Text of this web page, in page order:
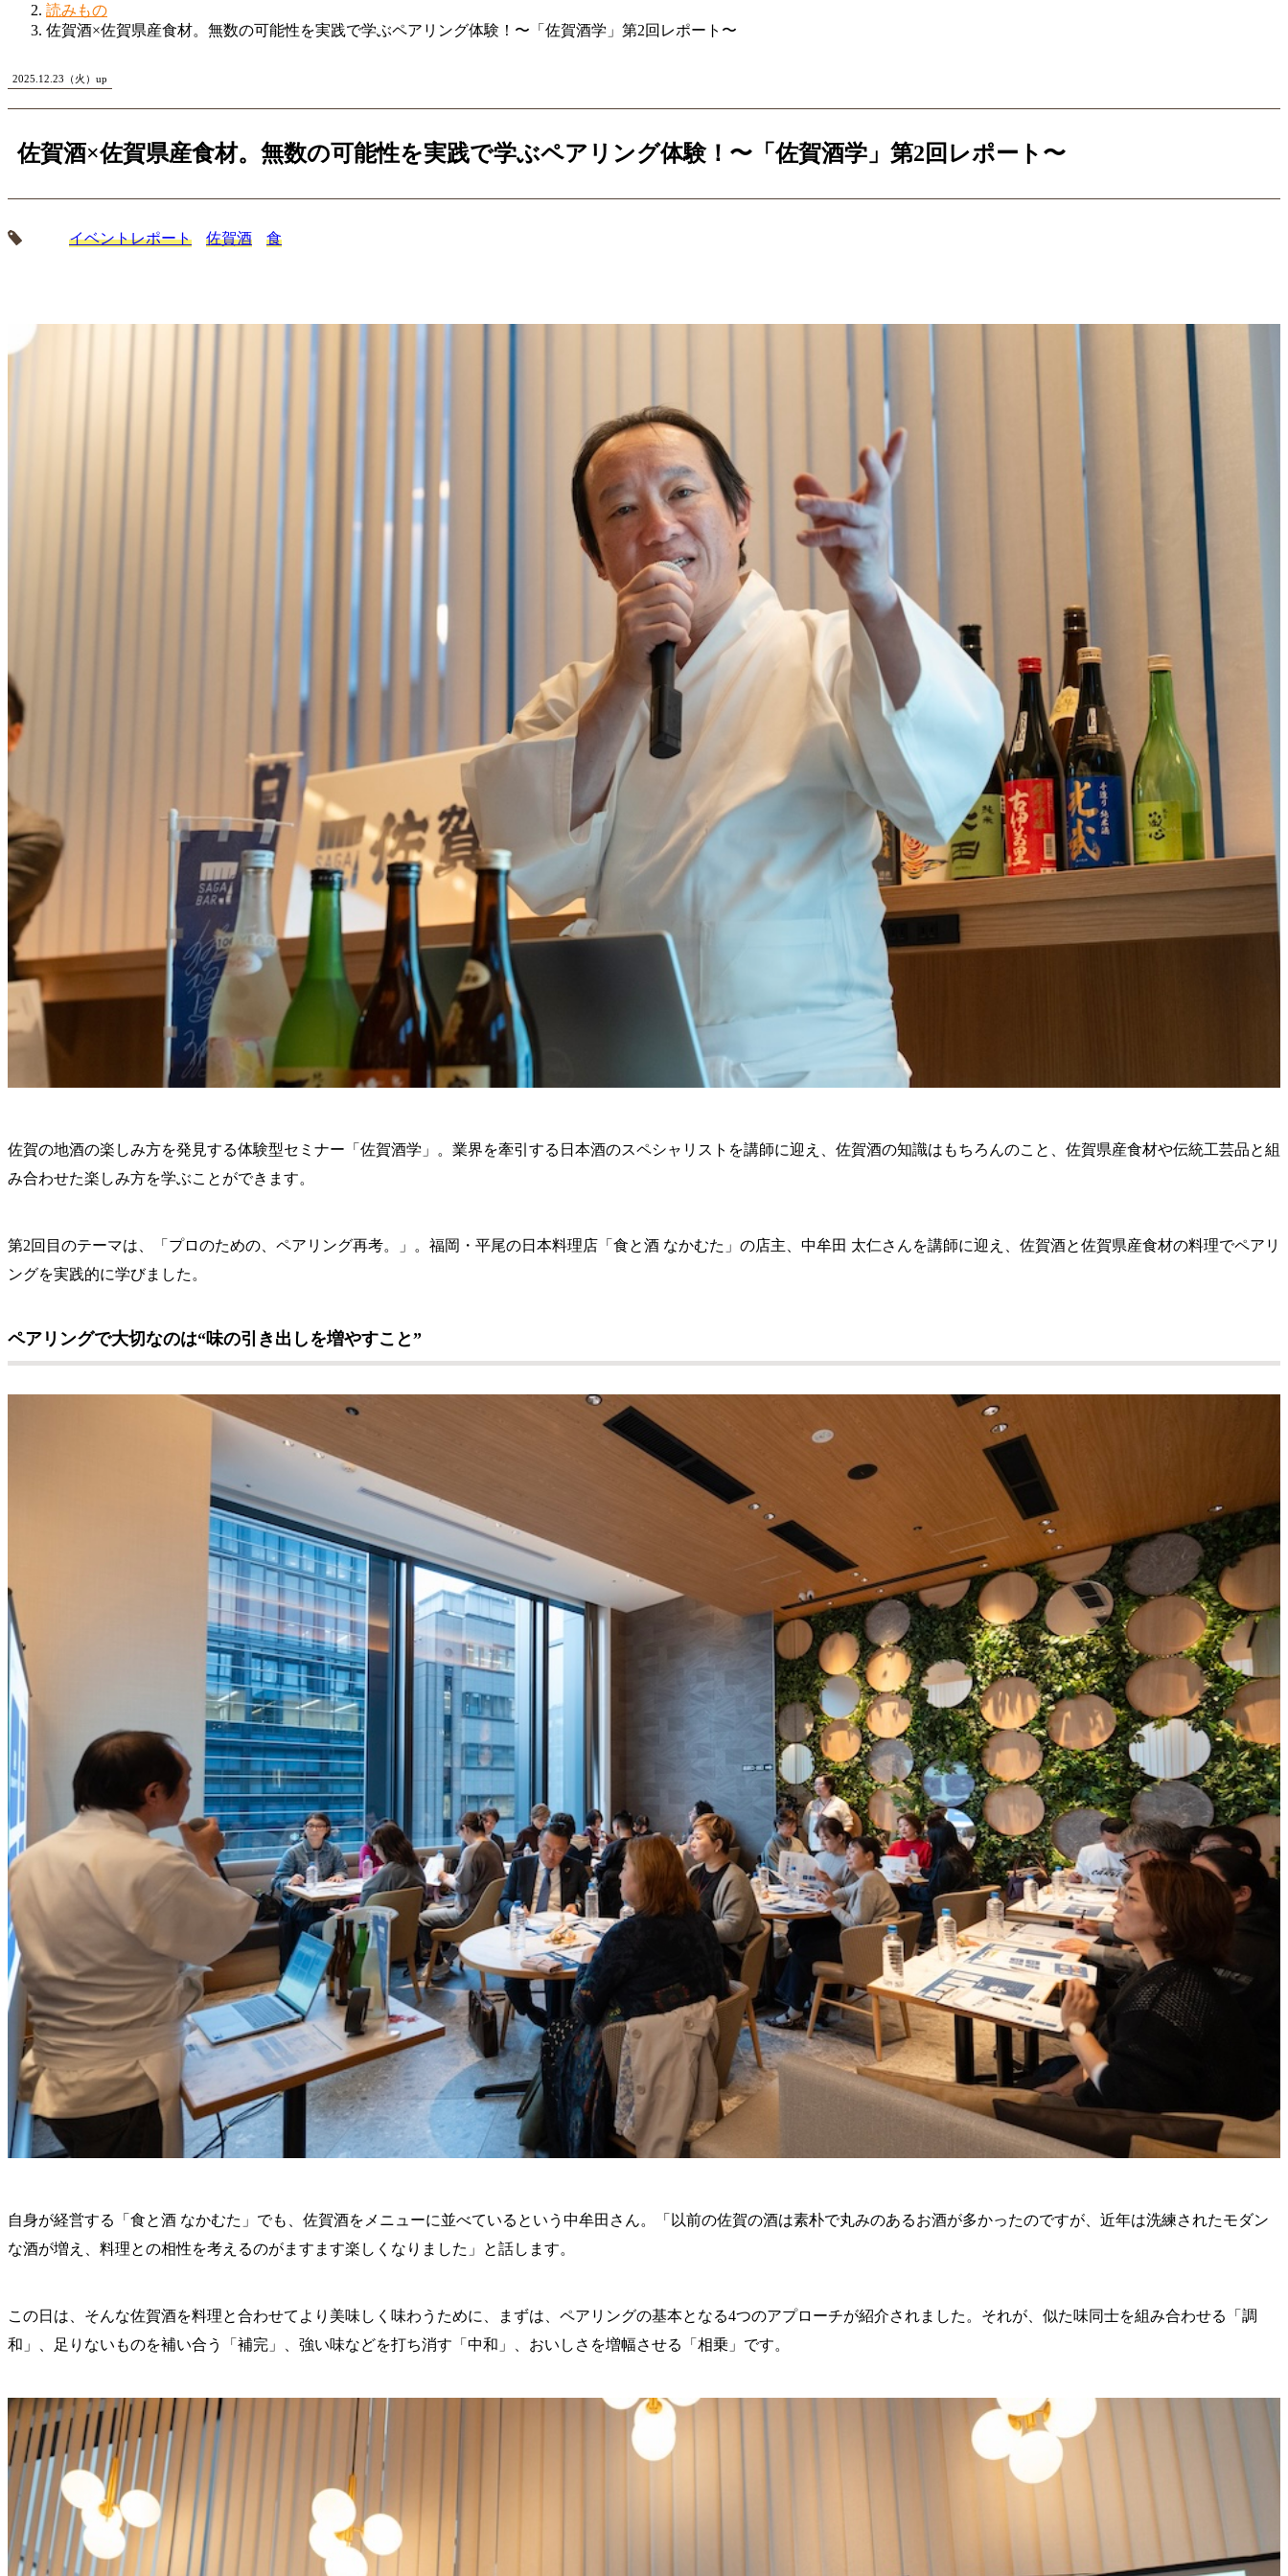
読みもの
佐賀酒×佐賀県産食材。無数の可能性を実践で学ぶペアリング体験！〜「佐賀酒学」第2回レポート〜
2025.12.23（火）up
佐賀酒×佐賀県産食材。無数の可能性を実践で学ぶペアリング体験！〜「佐賀酒学」第2回レポート〜
イベントレポート 佐賀酒 食
佐賀の地酒の楽しみ方を発見する体験型セミナー「佐賀酒学」。業界を牽引する日本酒のスペシャリストを講師に迎え、佐賀酒の知識はもちろんのこと、佐賀県産食材や伝統工芸品と組
み合わせた楽しみ方を学ぶことができます。
第2回目のテーマは、「プロのための、ペアリング再考。」。福岡・平尾の日本料理店「食と酒 なかむた」の店主、中牟田 太仁さんを講師に迎え、佐賀酒と佐賀県産食材の料理でペアリ
ングを実践的に学びました。
ペアリングで大切なのは“味の引き出しを増やすこと”
自身が経営する「食と酒 なかむた」でも、佐賀酒をメニューに並べているという中牟田さん。「以前の佐賀の酒は素朴で丸みのあるお酒が多かったのですが、近年は洗練されたモダン
な酒が増え、料理との相性を考えるのがますます楽しくなりました」と話します。
この日は、そんな佐賀酒を料理と合わせてより美味しく味わうために、まずは、ペアリングの基本となる4つのアプローチが紹介されました。それが、似た味同士を組み合わせる「調
和」、足りないものを補い合う「補完」、強い味などを打ち消す「中和」、おいしさを増幅させる「相乗」です。